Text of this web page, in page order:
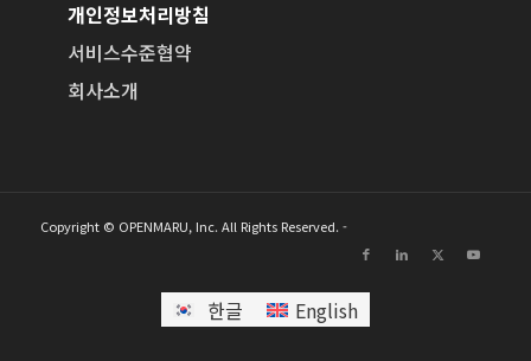
개인정보처리방침
서비스수준협약
회사소개
Copyright © OPENMARU, Inc. All Rights Reserved. -
한글 English